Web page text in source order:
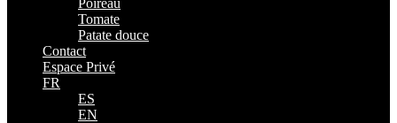
Poireau
Tomate
Patate douce
Contact
Espace Privé
FR
ES
EN